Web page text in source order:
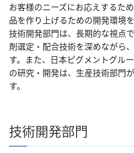
お客様のニーズにお応えするた
品を作り上げるための開発環境を
技術開発部門は、長期的な視点
剤選定・配合技術を深めながら
す。また、日本ピグメントグル
の研究・開発は、生産技術部門
す。
技術開発部門